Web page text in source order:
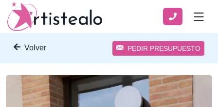
Volver PEDIR PRESUPUESTO